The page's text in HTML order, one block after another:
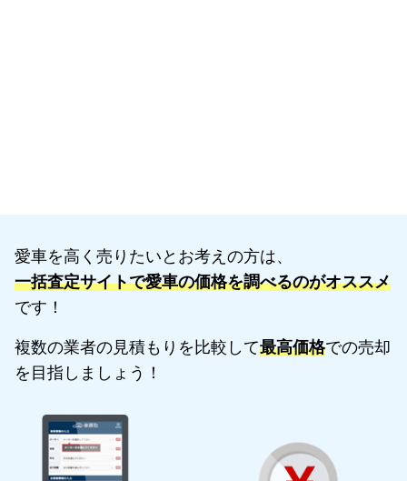
愛車を高く売りたいとお考えの方は、
一括査定サイトで愛車の価格を調べるのがオススメ
です！
複数の業者の見積もりを比較して最高価格での売却
を目指しましょう！